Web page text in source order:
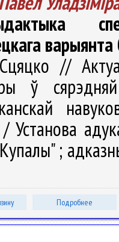
//
ў
Установа
;
Подробнее